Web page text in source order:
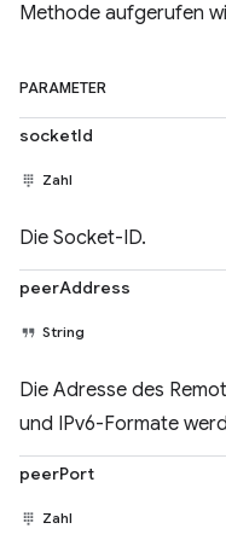
Methode aufgerufen
PARAMETER
socketId
Zahl
Die Socket-ID.
peerAddress
String
Die Adresse des
und IPv6-Formate
peerPort
Zahl